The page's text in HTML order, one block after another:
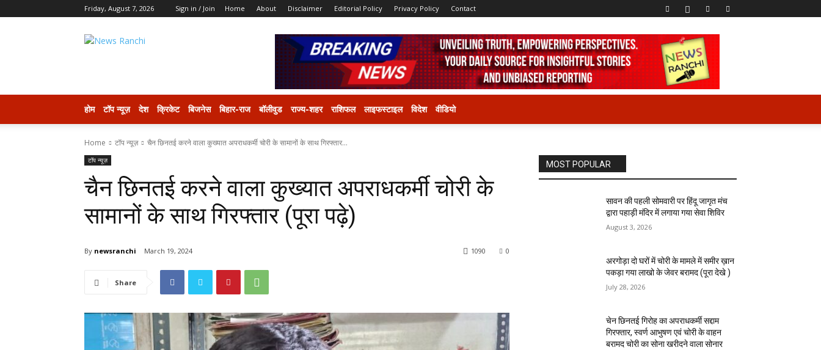
Friday, August 7, 2026 Sign in / Join Home About Disclaimer Editorial Policy Privacy Policy Contact
होम टॉप न्यूज़ देश क्रिकेट बिजनेस बिहार-राज बॉलीवुड राज्य-शहर राशिफल लाइफस्टाइल विदेश वीडियो
Home टॉप न्यूज़ चैन छिनतई करने वाला कुख्यात अपराधकर्मी चोरी के सामानों के साथ गिरफ्तार...
टॉप न्यूज़
चैन छिनतई करने वाला कुख्यात अपराधकर्मी चोरी के
सामानों के साथ गिरफ्तार (पूरा पढ़े)
By newsranchi March 19, 2024 0
1090
Share
MOST POPULAR
सावन की पहली सोमवारी पर हिंदू जागृत मंच
द्वारा पहाड़ी मंदिर में लगाया गया सेवा शिविर
August 3, 2026
अरगोड़ा दो घरों में चोरी के मामले में समीर ख़ान
पकड़ा गया लाखो के जेवर बरामद (पूरा देखे )
July 28, 2026
चेन छिनतई गिरोह का अपराधकर्मी सद्दाम
गिरफ्तार, स्वर्ण आभुषण एवं चोरी के वाहन
बरामद चोरी का सोना खरीदने वाला सोनार